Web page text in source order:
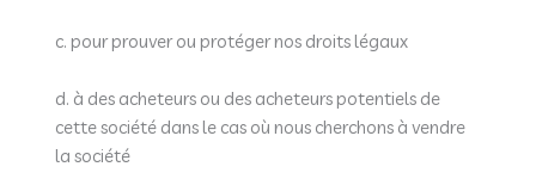
c. pour prouver ou protéger nos droits légaux
d. à des acheteurs ou des acheteurs potentiels de
cette société dans le cas où nous cherchons à vendre
la société